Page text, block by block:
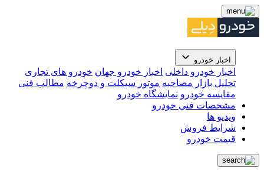
اخبار خودرو
اخبار خودرو داخلی اخبار خودرو جهان خودرو های تجاری
تحلیل بازار مصاحبه موتور سیکلت و دوچرخه مطالب فنی
مقایسه خودرو نمایشگاه خودرو
مشخصات فنی خودرو
ویدیو ها
شرایط فروش
قیمت خودرو